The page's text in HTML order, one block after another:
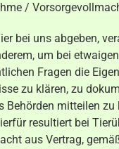
/
bei uns abgeben,
um bei etwaigen
Fragen die
zu klären, zu
Behörden mitteilen zu
resultiert bei
aus Vertrag,